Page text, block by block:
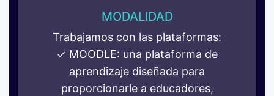
MODALIDAD
Trabajamos con las plataformas:
✓ MOODLE: una plataforma de
aprendizaje diseñada para
proporcionarle a educadores,